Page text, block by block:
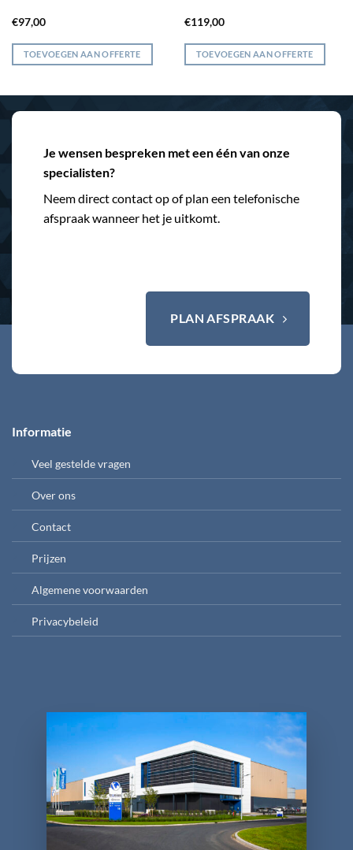
€97,00
TOEVOEGEN AAN OFFERTE
€119,00
TOEVOEGEN AAN OFFERTE
Je wensen bespreken met een één van onze
specialisten?
Neem direct contact op of plan een telefonische
afspraak wanneer het je uitkomt.
PLAN AFSPRAAK
Informatie
Veel gestelde vragen
Over ons
Contact
Prijzen
Algemene voorwaarden
Privacybeleid